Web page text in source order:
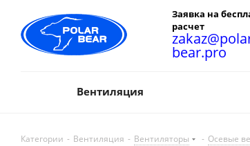
Заявка на
расчет
bear.pro
Вентиляция
Категории - Вентиляция - Вентиляторы - Осевые